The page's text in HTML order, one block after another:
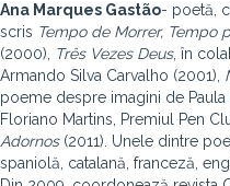
Ana Marques Gastão- poetă,
scris Tempo de Morrer, Tempo
(2000),
Três Vezes Deus, în
Armando Silva Carvalho (2001),
poeme despre imagini de
Floriano Martins, Premiul Pen
Adornos(2011). Unele dintre
spaniolă, catalană, franceză,